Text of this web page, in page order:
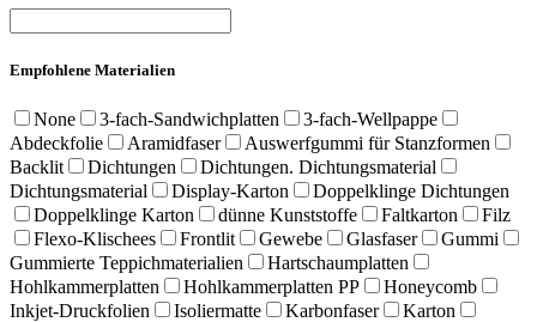
Empfohlene Materialien
None 3-fach-Sandwichplatten
3-fach-Wellpappe
Abdeckfolie
Aramidfaser
Auswerfgummi für Stanzformen
Backlit
Dichtungen
Dichtungen. Dichtungsmaterial
Dichtungsmaterial
Display-Karton
Doppelklinge Dichtungen
Doppelklinge Karton
dünne Kunststoffe Faltkarton
Filz
Flexo-Klischees
Frontlit Gewebe Glasfaser
Gummi
Gummierte Teppichmaterialien
Hartschaumplatten
Hohlkammerplatten
Hohlkammerplatten PP
Honeycomb
Inkjet-Druckfolien
Isoliermatte Karbonfaser
Karton